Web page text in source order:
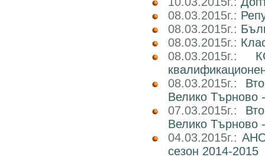
08.03.2015г.:
08.03.2015г.:
08.03.2015г.:
08.03.2015г.:
08.03.2015г.:
Велико Търново
07.03.2015г.:
Велико Търново
04.03.2015г.:
сезон 2014-2015